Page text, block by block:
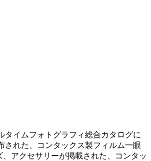
タイムフォトグラフィ総合カタログに
された、コンタックス製フィルム一眼
、アクセサリーが掲載された、コンタッ